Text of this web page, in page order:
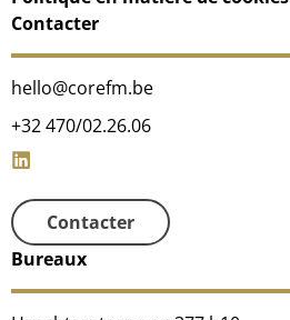
Contacter
hello@corefm.be
+32 470/02.26.06
Contacter
Bureaux